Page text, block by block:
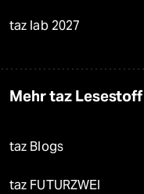
taz lab 2027
Mehr taz Lesestoff
taz Blogs
taz FUTURZWEI